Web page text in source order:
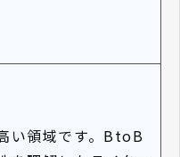
い領域です。BtoB